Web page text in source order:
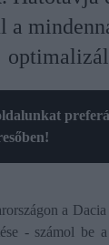
a
a
- számol be a